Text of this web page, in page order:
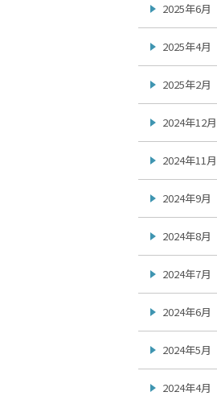
2025年6月
2025年4月
2025年2月
2024年12月
2024年11月
2024年9月
2024年8月
2024年7月
2024年6月
2024年5月
2024年4月